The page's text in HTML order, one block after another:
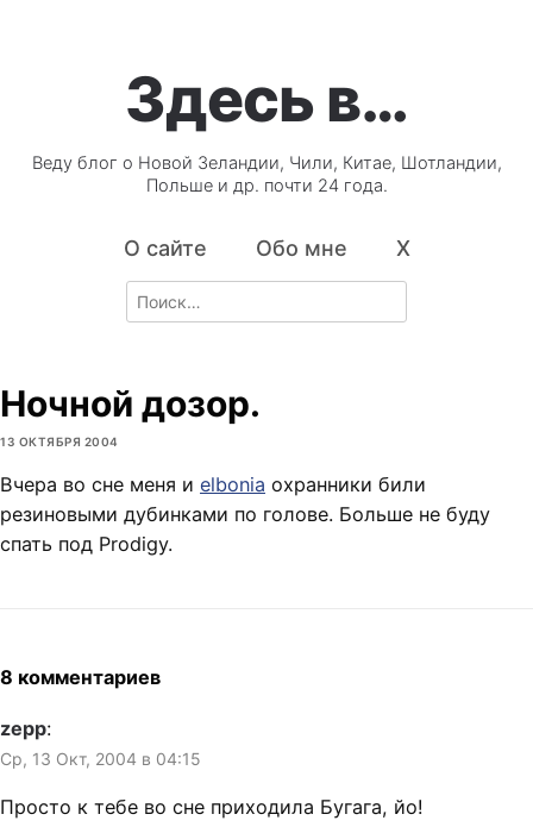
Здесь в…
Веду блог о Новой Зеландии, Чили, Китае, Шотландии,
Польше и др. почти 24 года.
О сайте Обо мне X
Search
for:
Ночной дозор.
13 ОКТЯБРЯ 2004
Вчера во сне меня и elbonia охранники били
резиновыми дубинками по голове. Больше не буду
спать под Prodigy.
8 комментариев
zepp:
Ср, 13 Окт, 2004 в 04:15
Просто к тебе во сне приходила Бугага, йо!